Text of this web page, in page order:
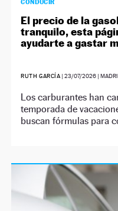
El precio de la
tranquilo, esta
ayudarte a gastar
RUTH GARCÍA |23/07/2026 |
Los carburantes han
temporada de
buscan fórmulas para